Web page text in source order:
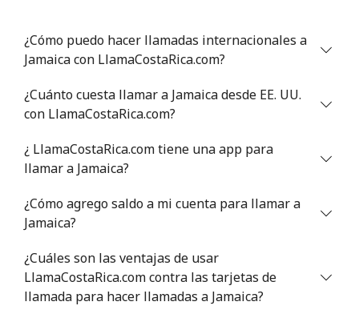
¿Cómo puedo hacer llamadas internacionales a
Jamaica con LlamaCostaRica.com?
¿Cuánto cuesta llamar a Jamaica desde EE. UU.
con LlamaCostaRica.com?
¿ LlamaCostaRica.com tiene una app para
llamar a Jamaica?
¿Cómo agrego saldo a mi cuenta para llamar a
Jamaica?
¿Cuáles son las ventajas de usar
LlamaCostaRica.com contra las tarjetas de
llamada para hacer llamadas a Jamaica?